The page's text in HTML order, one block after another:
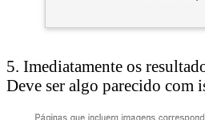
5. Imediatamente os
Deve ser algo parecido com